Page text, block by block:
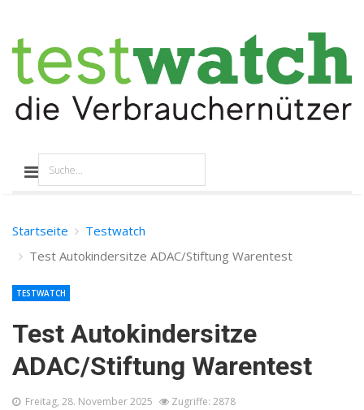
Startseite
Testwatch
Test Autokindersitze ADAC/Stiftung Warentest
Test Autokindersitze
ADAC/Stiftung Warentest
TESTWATCH
Freitag, 28. November 2025 Zugriffe: 2878